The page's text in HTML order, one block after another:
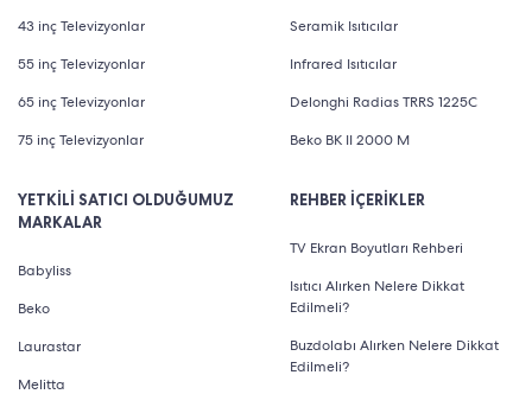
43 inç Televizyonlar
55 inç Televizyonlar
65 inç Televizyonlar
75 inç Televizyonlar
YETKİLİ SATICI OLDUĞUMUZ
MARKALAR
Babyliss
Beko
Laurastar
Melitta
Seramik Isıtıcılar
Infrared Isıtıcılar
Delonghi Radias TRRS 1225C
Beko BK II 2000 M
REHBER İÇERİKLER
TV Ekran Boyutları Rehberi
Isıtıcı Alırken Nelere Dikkat
Edilmeli?
Buzdolabı Alırken Nelere Dikkat
Edilmeli?